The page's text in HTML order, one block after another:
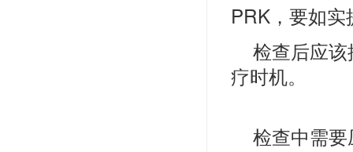
PRK，要如实
检查后应
疗时机。
检查中需